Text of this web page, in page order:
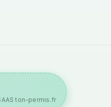
ton-permis.fr